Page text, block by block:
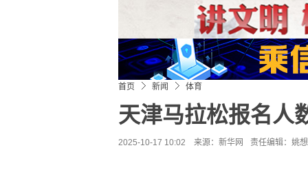
首页 新闻 体育
天津马拉松报名人
2025-10-17 10:02 来源： 新华网 责任编辑：姚想